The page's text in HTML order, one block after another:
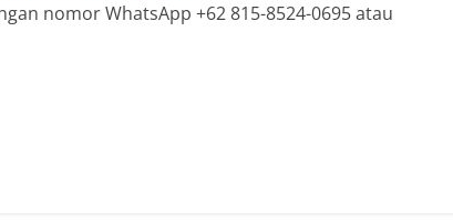
nomor WhatsApp +62 815-8524-0695 atau